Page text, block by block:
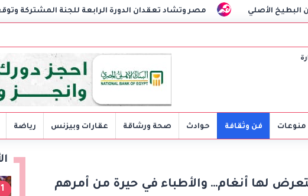
مصر وتشاد تعقدان الدورة الرابعة للجنة المشتركة وتوقعان مذكرات تفاهم
منوعات فن وثقافة حوادث صحة ورشاقة عقارات وبيزنس رياضة
لها أنغام… والأطباء في حيرة من أمرهم 1